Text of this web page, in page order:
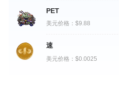
PET
美元价格： $9.88
速
美元价格： $0.0025